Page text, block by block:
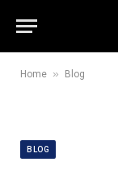
Home » Blog
BLOG